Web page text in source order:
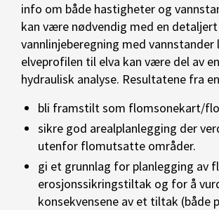
info om både hastigheter og
kan være nødvendig med en detaljert
vannlinjeberegning med vannstander
elveprofilen til elva kan være del av
hydraulisk analyse. Resultatene fra
bli framstilt som flomsonekart/
sikre god arealplanlegging der
utenfor flomutsatte områder.
gi et grunnlag for planlegging av
erosjonssikringstiltak og for å
konsekvensene av et tiltak (både